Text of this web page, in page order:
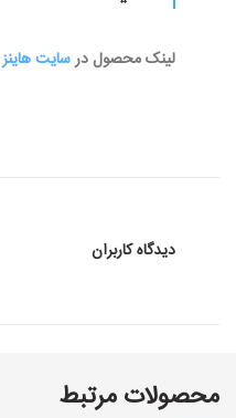
لینک محصول درسایت هاینز Heinz
دیدگاه کاربران
محصولات مرتبط